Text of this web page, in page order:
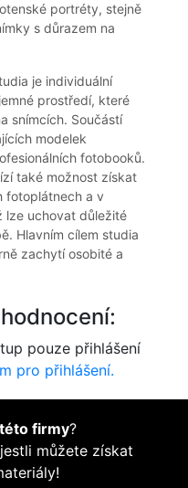
portréty, stejně
s důrazem na
je individuální
prostředí, které
snímcích. Součástí
modelek
fotobooků.
také možnost získat
fotoplátnech a v
lze uchovat důležité
Hlavním cílem studia
zachytí osobité a
pouze přihlášení
pro přihlášení.
firmy?
můžete získat